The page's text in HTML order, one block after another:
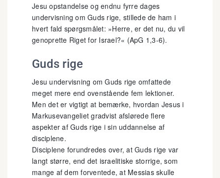
Jesu opstandelse og endnu fyrre dages
undervisning om Guds rige, stillede de ham i
hvert fald spørgsmålet: »Herre, er det nu, du vil
genoprette Riget for Israel?« (ApG 1,3-6).
Guds rige
Jesu undervisning om Guds rige omfattede
meget mere end ovenstående fem lektioner.
Men det er vigtigt at bemærke, hvordan Jesus i
Markusevangeliet gradvist afslørede flere
aspekter af Guds rige i sin uddannelse af
disciplene.
Disciplene forundredes over, at Guds rige var
langt større, end det israelitiske storrige, som
mange af dem forventede, at Messias skulle